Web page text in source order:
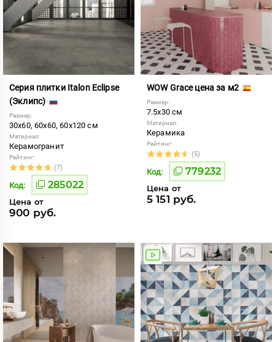
Серия плитки Italon Eclipse
(Эклипс)
Размер:
30x60, 60x60, 60x120 см
Материал:
Керамогранит
Рейтинг:
(7)
Код: 285022
Цена от
900 руб.
WOW Grace цена за м2
Размер:
7.5x30 см
Материал:
Керамика
Рейтинг:
(5)
Код: 779232
Цена от
5 151 руб.